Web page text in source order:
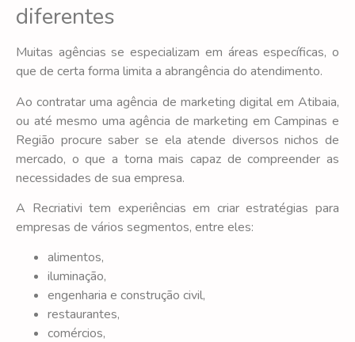
diferentes
Muitas agências se especializam em áreas específicas, o
que de certa forma limita a abrangência do atendimento.
Ao contratar uma agência de marketing digital em Atibaia,
ou até mesmo uma agência de marketing em Campinas e
Região procure saber se ela atende diversos nichos de
mercado, o que a torna mais capaz de compreender as
necessidades de sua empresa.
A Recriativi tem experiências em criar estratégias para
empresas de vários segmentos, entre eles:
alimentos,
iluminação,
engenharia e construção civil,
restaurantes,
comércios,